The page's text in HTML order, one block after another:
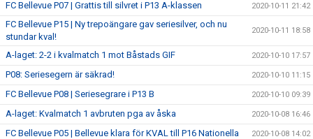
FC Bellevue P07 | Grattis till silvret i P13 A-klassen 2020-10-11 21:42
FC Bellevue P15 | Ny trepoängare gav seriesilver, och nu
stundar kval!
2020-10-11 18:58
A-laget: 2-2 i kvalmatch 1 mot Båstads GIF 2020-10-10 17:57
P08: Seriesegern är säkrad! 2020-10-10 11:15
FC Bellevue P08 | Seriesegrare i P13 B 2020-10-10 09:39
A-laget: Kvalmatch 1 avbruten pga av åska 2020-10-08 16:46
FC Bellevue P05 | Bellevue klara för KVAL till P16 Nationella 2020-10-08 14:02